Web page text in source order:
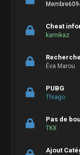
Cheat
kamikaz
Éva Marou
PUBG
Thiago
Pas de
TKX
Ajout